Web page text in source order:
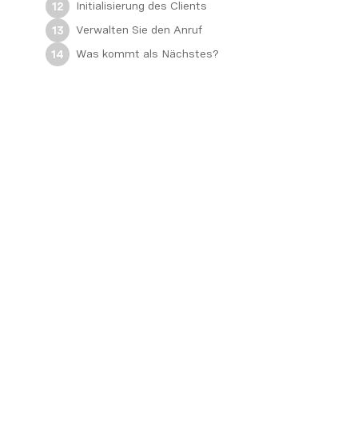
12
Initialisierung des Clients
13
Verwalten Sie den Anruf
14
Was kommt als Nächstes?